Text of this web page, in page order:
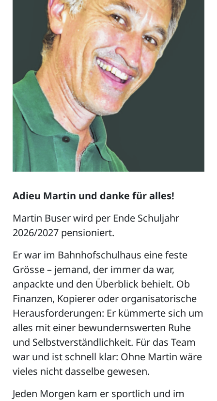
Adieu Martin und danke für alles!
Martin Buser wird per Ende Schuljahr
2026/2027 pensioniert.
Er war im Bahnhofschulhaus eine feste
Grösse – jemand, der immer da war,
anpackte und den Überblick behielt. Ob
Finanzen, Kopierer oder organisatorische
Herausforderungen: Er kümmerte sich um
alles mit einer bewundernswerten Ruhe
und Selbstverständlichkeit. Für das Team
war und ist schnell klar: Ohne Martin wäre
vieles nicht dasselbe gewesen.
Jeden Morgen kam er sportlich und im